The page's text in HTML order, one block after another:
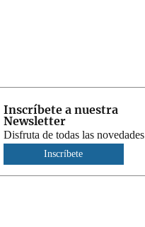
Inscríbete a nuestra
Newsletter
Disfruta de todas las novedades
Inscríbete